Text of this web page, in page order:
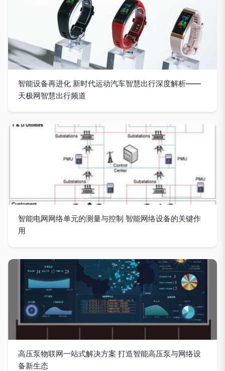
智能设备再进化 新时代运动汽车智慧出行深度解析——
天极网智慧出行频道
智能电网网络单元的测量与控制 智能网络设备的关键作
用
高压泵物联网一站式解决方案 打造智能高压泵与网络设
备新生态